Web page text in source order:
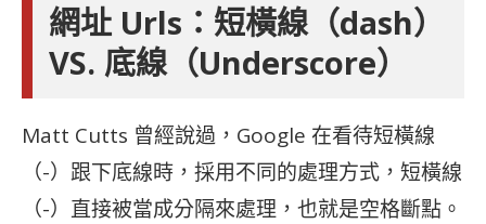
網址 Urls：短橫線（dash）
VS. 底線（Underscore）
Matt Cutts 曾經說過，Google 在看待短橫線
（-）跟下底線時，採用不同的處理方式，短橫線
（-）直接被當成分隔來處理，也就是空格斷點。